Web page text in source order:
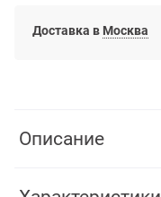
Доставка в Москва
Описание